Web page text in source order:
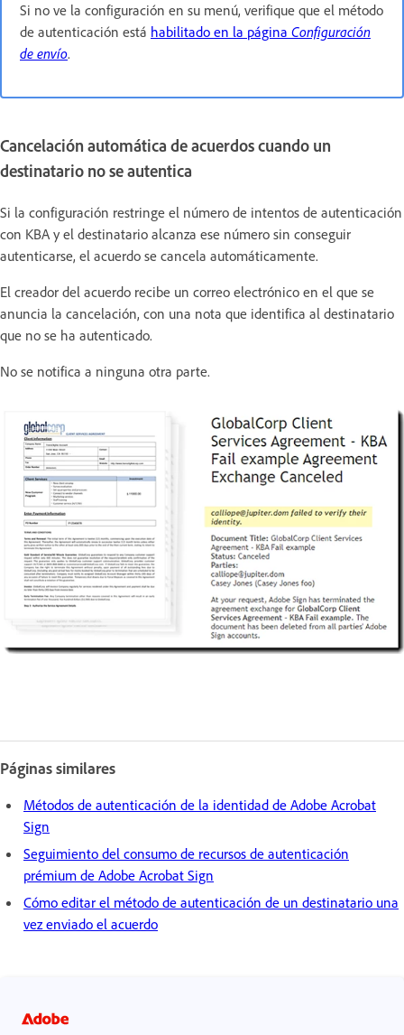
Si no ve la configuración en su menú, verifique que el método
de autenticación está habilitado en la página Configuración
de envío.
Cancelación automática de acuerdos cuando un
destinatario no se autentica
Si la configuración restringe el número de intentos de autenticación
con KBA y el destinatario alcanza ese número sin conseguir
autenticarse, el acuerdo se cancela automáticamente.
El creador del acuerdo recibe un correo electrónico en el que se
anuncia la cancelación, con una nota que identifica al destinatario
que no se ha autenticado.
No se notifica a ninguna otra parte.
Páginas similares
Métodos de autenticación de la identidad de Adobe Acrobat
Sign
Seguimiento del consumo de recursos de autenticación
prémium de Adobe Acrobat Sign
Cómo editar el método de autenticación de un destinatario una
vez enviado el acuerdo